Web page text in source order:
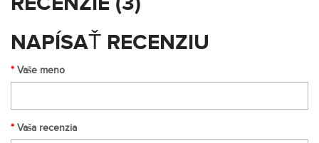
NAPÍSAŤ RECENZIU
Vaše meno
Vaša recenzia